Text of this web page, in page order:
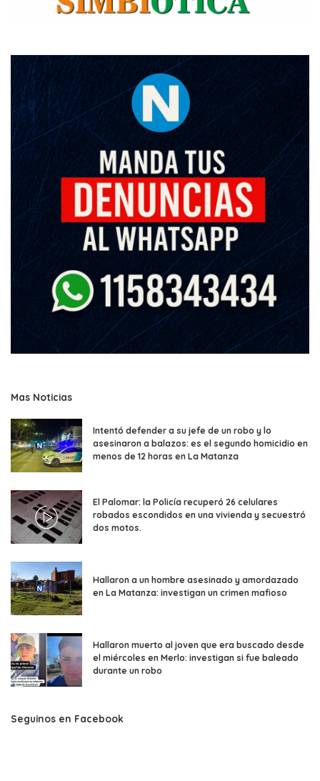
Mas Noticias
Intentó defender a su jefe de un robo y lo
asesinaron a balazos: es el segundo homicidio en
menos de 12 horas en La Matanza
El Palomar: la Policía recuperó 26 celulares
robados escondidos en una vivienda y secuestró
dos motos.
Hallaron a un hombre asesinado y amordazado
en La Matanza: investigan un crimen mafioso
Hallaron muerto al joven que era buscado desde
el miércoles en Merlo: investigan si fue baleado
durante un robo
Seguinos en Facebook